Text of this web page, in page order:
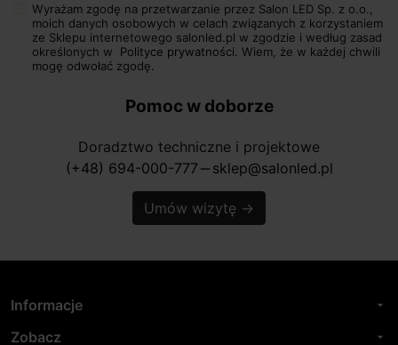
Wyrażam zgodę na przetwarzanie przez Salon LED Sp. z o.o.,
moich danych osobowych w celach związanych z korzystaniem
ze Sklepu internetowego salonled.pl w zgodzie i według zasad
określonych w Polityce prywatności. Wiem, że w każdej chwili
mogę odwołać zgodę.
Pomoc w doborze
Doradztwo techniczne i projektowe
(+48) 694-000-777 horizontal_rule sklep@salonled.pl
Umów wizytę →
Informacje arrow_drop_down
Zobacz arrow_drop_down